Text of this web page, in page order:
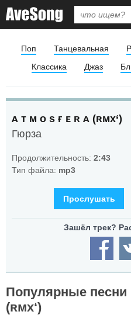
Поп Танцевальная
Классика
Джаз
ᴀ ᴛ ᴍ ᴏ s ғ ᴇ ʀ ᴀ (ʀᴍx‘)
Гюрза
Продолжительность: 2:43
Тип файла: mp3
Прослушать
Популярные песни
(ʀᴍx‘)